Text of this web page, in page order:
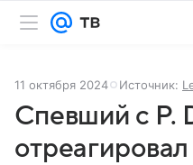
11 октября 2024 Источник:
Спевший с P.